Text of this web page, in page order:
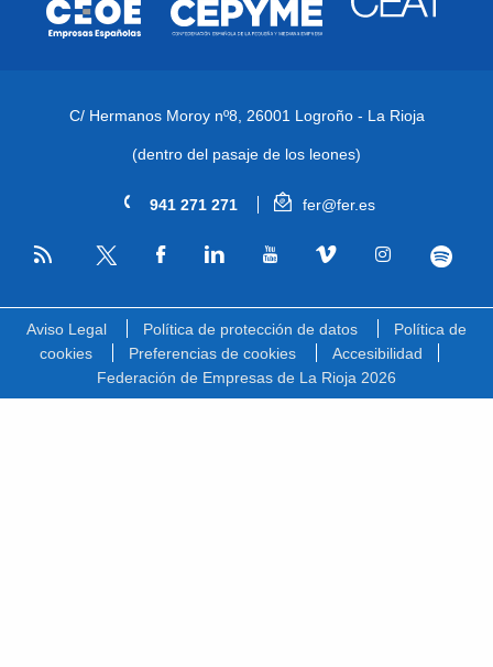
C/ Hermanos Moroy nº8, 26001 Logroño - La Rioja
(dentro del pasaje de los leones)
941 271 271 fer@fer.es
RSS
Aviso Legal Política de protección de datos
Política de
cookies
Preferencias de cookies
Accesibilidad
Federación de Empresas de La Rioja 2026